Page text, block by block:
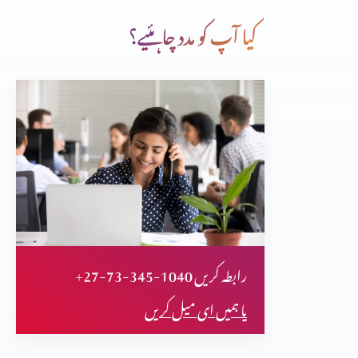
ایک بہادر بادشاہ پارٹ 4
ایک بہادر بادشاہ پارٹ 3
ایک بہادر بادشاہ پارٹ 2
ایک بہادر بادشاہ پارٹ 1
کیا آپ کو مدد چاہئیے؟
+27-73-345-1040 رابطہ کریں
یا ہمیں ای میل کریں